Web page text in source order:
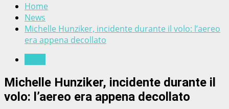
Home
News
Michelle Hunziker, incidente durante il volo: l’aereo
era appena decollato
Michelle Hunziker, incidente durante il
volo: l’aereo era appena decollato